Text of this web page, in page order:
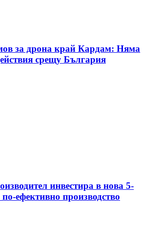
за дрона край Кардам: Няма
срещу България
инвестира в нова 5-
ефективно производство